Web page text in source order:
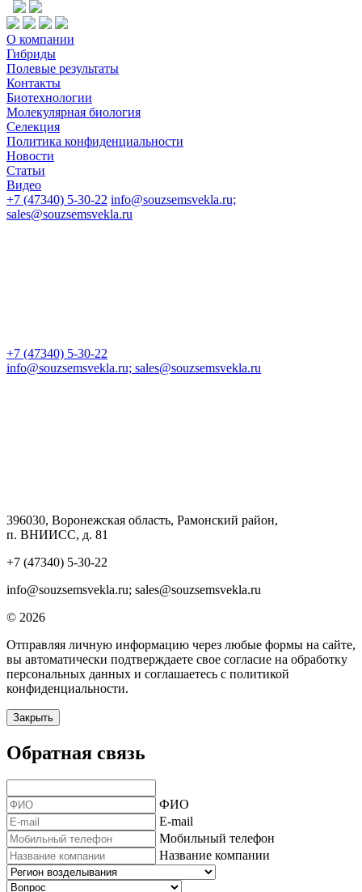
О компании
Гибриды
Полевые результаты
Контакты
Биотехнологии
Молекулярная биология
Селекция
Политика конфиденциальности
Новости
Статьи
Видео
+7 (47340) 5-30-22 info@souzsemsvekla.ru;
sales@souzsemsvekla.ru
+7 (47340) 5-30-22
info@souzsemsvekla.ru; sales@souzsemsvekla.ru
396030, Воронежская область, Рамонский район,
п. ВНИИСС, д. 81
+7 (47340) 5-30-22
info@souzsemsvekla.ru; sales@souzsemsvekla.ru
© 2026
Отправляя личную информацию через любые формы на сайте,
вы автоматически подтверждаете свое согласие на обработку
персональных данных и соглашаетесь с политикой
конфиденциальности.
Закрыть
Обратная связь
ФИО
E-mail
Мобильный телефон
Название компании